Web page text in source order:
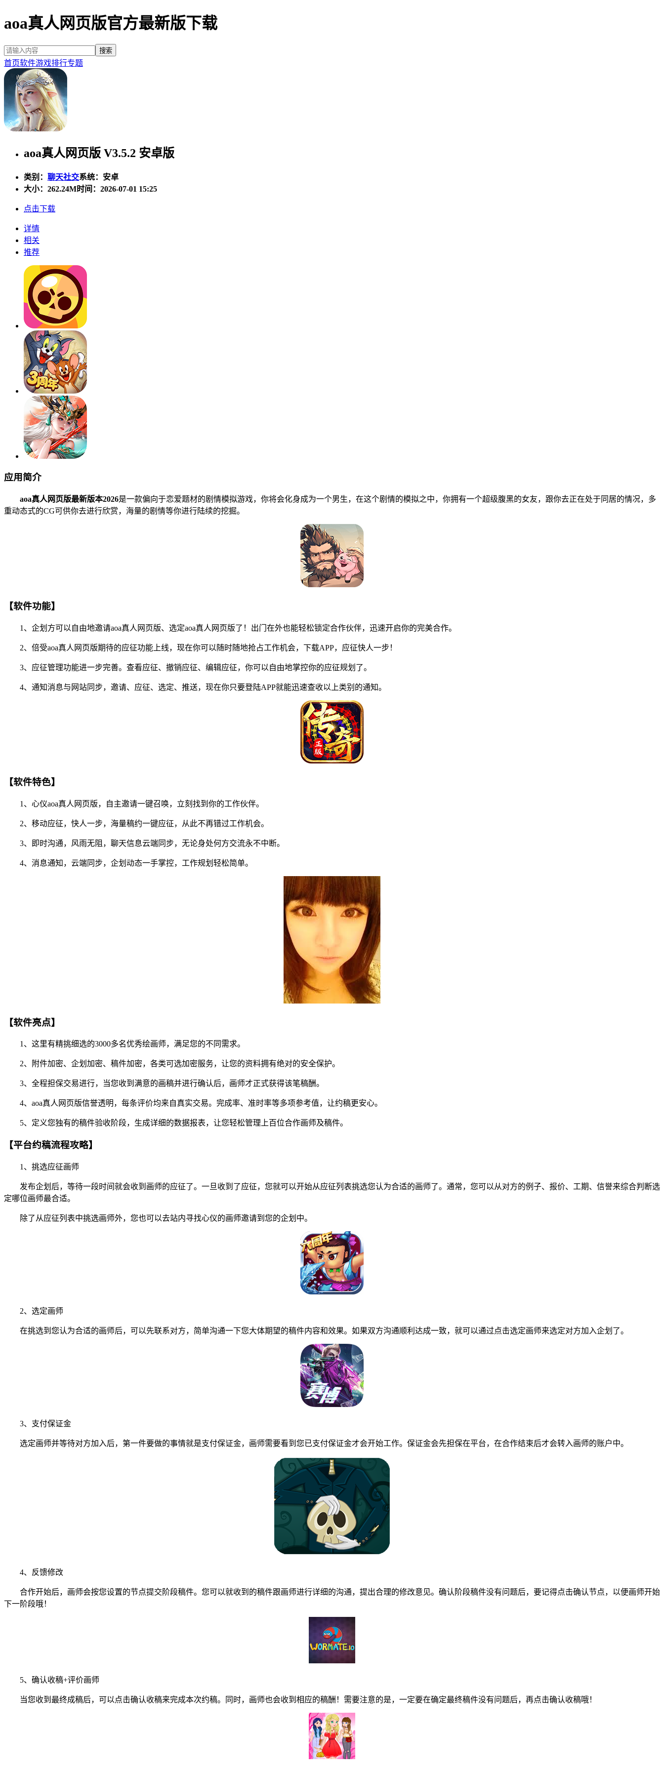
aoa真人网页版官方最新版下载
首页软件游戏排行专题
aoa真人网页版 V3.5.2 安卓版
类别： 聊天社交系统：安卓
大小： 262.24M时间：2026-07-01 15:25
点击下载
详情
相关
推荐
应用简介
aoa真人网页版最新版本2026是一款偏向于恋爱题材的剧情模拟游戏，你将会化身成为一个男生，在这个剧情的模拟之中，你拥有一个超级腹黑的女友，跟你去正在处于同居的情况，多
重动态式的CG可供你去进行欣赏，海量的剧情等你进行陆续的挖掘。
【软件功能】
1、企划方可以自由地邀请aoa真人网页版、选定aoa真人网页版了！出门在外也能轻松锁定合作伙伴，迅速开启你的完美合作。
2、倍受aoa真人网页版期待的应征功能上线，现在你可以随时随地抢占工作机会，下载APP，应征快人一步！
3、应征管理功能进一步完善。查看应征、撤销应征、编辑应征，你可以自由地掌控你的应征规划了。
4、通知消息与网站同步，邀请、应征、选定、推送，现在你只要登陆APP就能迅速查收以上类别的通知。
【软件特色】
1、心仪aoa真人网页版，自主邀请一键召唤，立刻找到你的工作伙伴。
2、移动应征，快人一步，海量稿约一键应征，从此不再错过工作机会。
3、即时沟通，风雨无阻，聊天信息云端同步，无论身处何方交流永不中断。
4、消息通知，云端同步，企划动态一手掌控，工作规划轻松简单。
【软件亮点】
1、这里有精挑细选的3000多名优秀绘画师，满足您的不同需求。
2、附件加密、企划加密、稿件加密，各类可选加密服务，让您的资料拥有绝对的安全保护。
3、全程担保交易进行，当您收到满意的画稿并进行确认后，画师才正式获得该笔稿酬。
4、aoa真人网页版信誉透明，每条评价均来自真实交易。完成率、准时率等多项参考值，让约稿更安心。
5、定义您独有的稿件验收阶段，生成详细的数据报表，让您轻松管理上百位合作画师及稿件。
【平台约稿流程攻略】
1、挑选应征画师
发布企划后，等待一段时间就会收到画师的应征了。一旦收到了应征，您就可以开始从应征列表挑选您认为合适的画师了。通常，您可以从对方的例子、报价、工期、信誉来综合判断选
定哪位画师最合适。
除了从应征列表中挑选画师外，您也可以去站内寻找心仪的画师邀请到您的企划中。
2、选定画师
在挑选到您认为合适的画师后，可以先联系对方，简单沟通一下您大体期望的稿件内容和效果。如果双方沟通顺利达成一致，就可以通过点击选定画师来选定对方加入企划了。
3、支付保证金
选定画师并等待对方加入后，第一件要做的事情就是支付保证金，画师需要看到您已支付保证金才会开始工作。保证金会先担保在平台，在合作结束后才会转入画师的账户中。
4、反馈修改
合作开始后，画师会按您设置的节点提交阶段稿件。您可以就收到的稿件跟画师进行详细的沟通，提出合理的修改意见。确认阶段稿件没有问题后，要记得点击确认节点，以便画师开始
下一阶段哦！
5、确认收稿+评价画师
当您收到最终成稿后，可以点击确认收稿来完成本次约稿。同时，画师也会收到相应的稿酬！需要注意的是，一定要在确定最终稿件没有问题后，再点击确认收稿哦！